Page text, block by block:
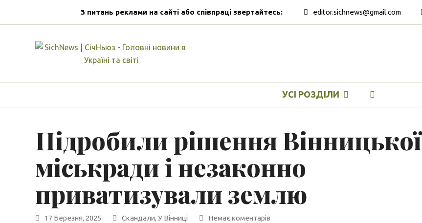
З питань реклами на сайті або співпраці звертайтесь: editor.sichnews@gmail.com
УСІ РОЗДІЛИ
Підробили рішення Вінницької
міськради і незаконно
приватизували землю
17 Березня, 2025 Скандали, У Вінниці Немає коментарів